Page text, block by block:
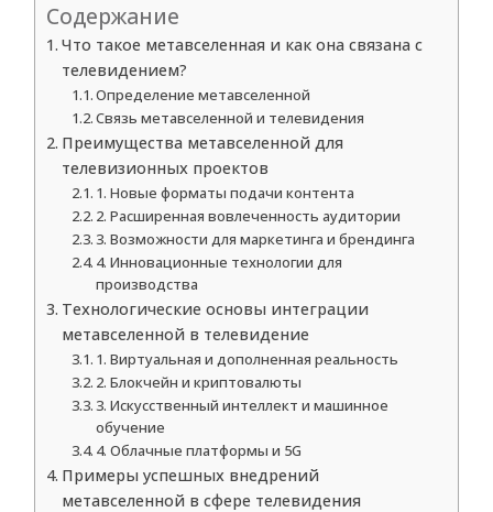
Содержание
Что такое метавселенная и как она связана с
телевидением?
Определение метавселенной
Связь метавселенной и телевидения
Преимущества метавселенной для
телевизионных проектов
1. Новые форматы подачи контента
2. Расширенная вовлеченность аудитории
3. Возможности для маркетинга и брендинга
4. Инновационные технологии для
производства
Технологические основы интеграции
метавселенной в телевидение
1. Виртуальная и дополненная реальность
2. Блокчейн и криптовалюты
3. Искусственный интеллект и машинное
обучение
4. Облачные платформы и 5G
Примеры успешных внедрений
метавселенной в сфере телевидения